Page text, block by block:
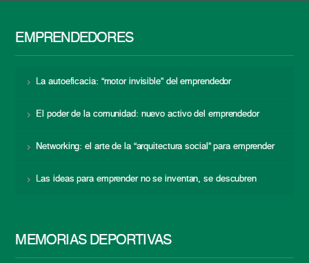
EMPRENDEDORES
La autoeficacia: “motor invisible” del emprendedor
El poder de la comunidad: nuevo activo del emprendedor
Networking: el arte de la “arquitectura social” para emprender
Las ideas para emprender no se inventan, se descubren
MEMORIAS DEPORTIVAS